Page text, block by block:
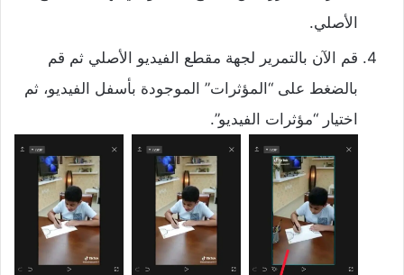
الأصلي.
قم الآن بالتمرير لجهة مقطع الفيديو الأصلي ثم قم
بالضغط على “المؤثرات” الموجودة بأسفل الفيديو، ثم
اختيار “مؤثرات الفيديو”.